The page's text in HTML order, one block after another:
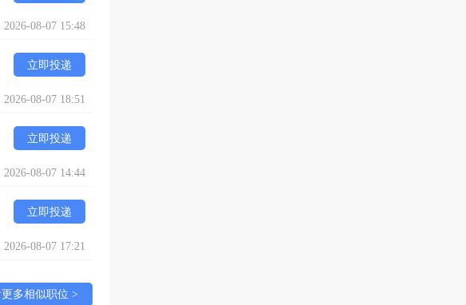
08-07 15:48
立即投递
08-07 18:51
立即投递
08-07 14:44
立即投递
08-07 17:21
多相似职位 >